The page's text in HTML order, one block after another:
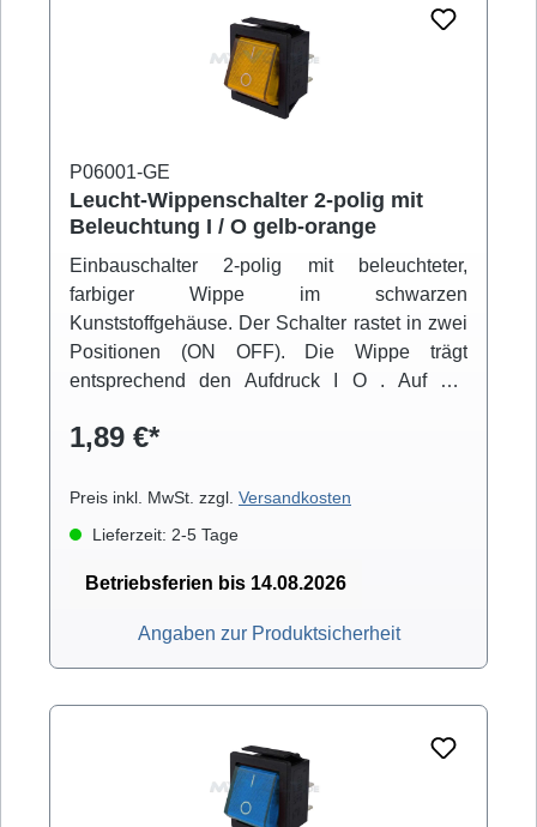
P06001-GE
Leucht-Wippenschalter 2-polig mit
Beleuchtung I / O gelb-orange
Einbauschalter 2-polig mit beleuchteter,
farbiger Wippe im schwarzen
Kunststoffgehäuse. Der Schalter rastet in zwei
Positionen (ON OFF). Die Wippe trägt
entsprechend den Aufdruck I O . Auf der
6,3mm Flachstecker. Der Einbau erfolgt über
1,89 €*
Preis inkl. MwSt. zzgl. Versandkosten
Lieferzeit: 2-5 Tage
Betriebsferien bis 14.08.2026
Angaben zur Produktsicherheit